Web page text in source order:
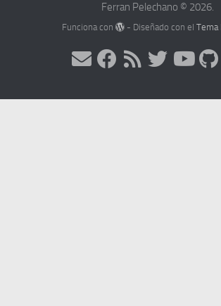
Ferran Pelechano © 2026.
Funciona con - Diseñado con elTema